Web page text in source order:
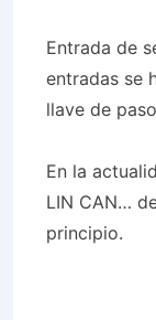
Entrada de
entradas se
llave de
En la
LIN CAN…
principio.